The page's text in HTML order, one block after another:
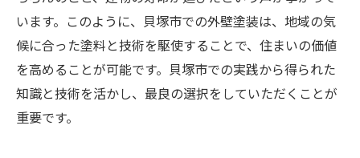
います。このように、貝塚市での外壁塗装は、地域の気
候に合った塗料と技術を駆使することで、住まいの価値
を高めることが可能です。貝塚市での実践から得られた
知識と技術を活かし、最良の選択をしていただくことが
重要です。